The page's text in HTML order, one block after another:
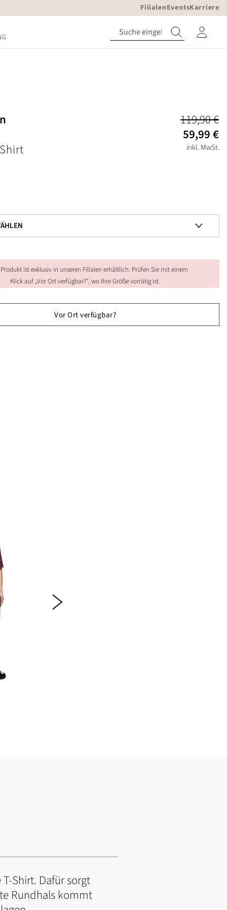
FilialenEventsKarriere
119,90 €
59,99 €
inkl. MwSt.
Produkt ist exklusiv in unseren Filialen erhältlich. Prüfen Sie mit einem
Klick auf „Vor Ort verfügbar?", wo Ihre Größe vorrätig ist.
Vor Ort verfügbar?
Shirt. Dafür sorgt
Rundhals kommt